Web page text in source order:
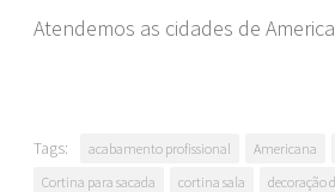
Atendemos as cidades de
Tags: acabamento profissional Americana
Cortina para sacada
cortina sala decoração